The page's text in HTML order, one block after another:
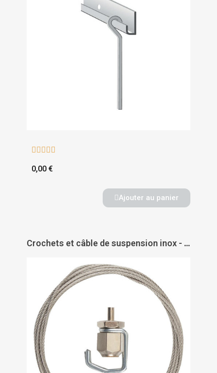
    
0,00 €
Ajouter au panier
Crochets et câble de suspension inox - Civiclic - CIVIC